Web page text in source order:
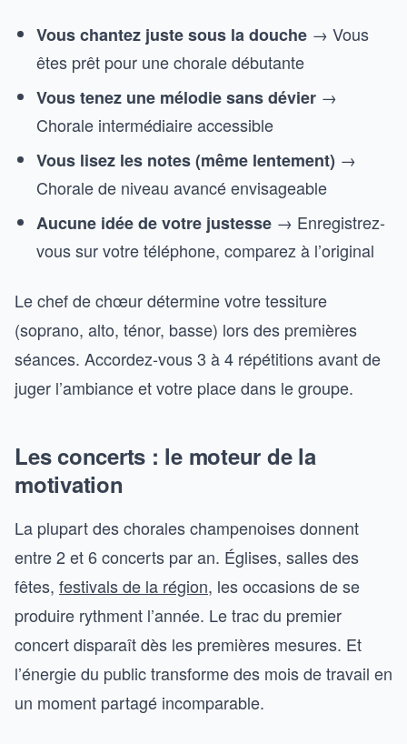
Vous chantez juste sous la douche → Vous
êtes prêt pour une chorale débutante
Vous tenez une mélodie sans dévier →
Chorale intermédiaire accessible
Vous lisez les notes (même lentement) →
Chorale de niveau avancé envisageable
Aucune idée de votre justesse → Enregistrez-
vous sur votre téléphone, comparez à l’original
Le chef de chœur détermine votre tessiture
(soprano, alto, ténor, basse) lors des premières
séances. Accordez-vous 3 à 4 répétitions avant de
juger l’ambiance et votre place dans le groupe.
Les concerts : le moteur de la
motivation
La plupart des chorales champenoises donnent
entre 2 et 6 concerts par an. Églises, salles des
fêtes, festivals de la région, les occasions de se
produire rythment l’année. Le trac du premier
concert disparaît dès les premières mesures. Et
l’énergie du public transforme des mois de travail en
un moment partagé incomparable.